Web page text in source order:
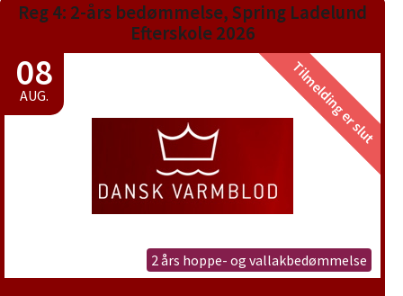
Reg 4: 2-års bedømmelse, Spring Ladelund
Efterskole 2026
08
AUG. Tilmelding er slut
2 års hoppe- og vallakbedømmelse